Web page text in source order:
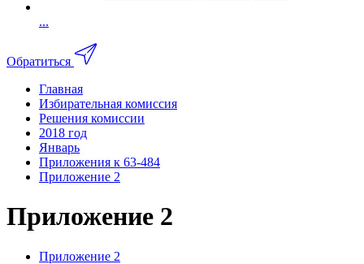
...
Обратиться
Главная
Избирательная комиссия
Решения комиссии
2018 год
Январь
Приложения к 63-484
Приложение 2
Приложение 2
Приложение 2